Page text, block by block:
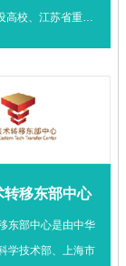
，全国首批博士、
创新联盟、CDIO
盟成员单位，素
人才摇篮”的美誉。
高校、江苏省重点
深化创新创业教育
、全国高校实践育
教育综合改革试点
国防教育特色学
实“科技创新改革
转移东部中心
东部中心是由中华
学技术部、上海市